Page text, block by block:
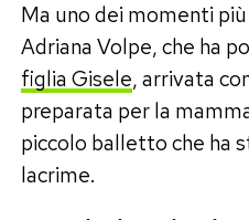
Ma uno dei momenti
Adriana Volpe, che ha
figlia Gisele, arrivata
preparata per la
piccolo balletto che ha
lacrime.